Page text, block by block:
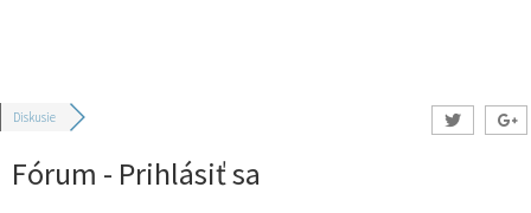
Diskusie
Fórum - Prihlásiť sa